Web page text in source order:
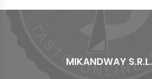
MIKANDWAY S.R.L.